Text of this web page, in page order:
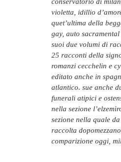
conservatorio di
violetta, idillio
quet’ultima della
gay, auto
suoi due volumi di
25 racconti della
romanzi cecchelin e
editato anche in
atlantico. sue anche
funerali atipici e
nella sezione
sezione nella quale
raccolta
comparizione oggi,